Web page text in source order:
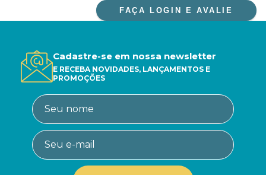
FAÇA LOGIN E AVALIE
Cadastre-se em nossa newsletter
E RECEBA NOVIDADES, LANÇAMENTOS E
PROMOÇÕES